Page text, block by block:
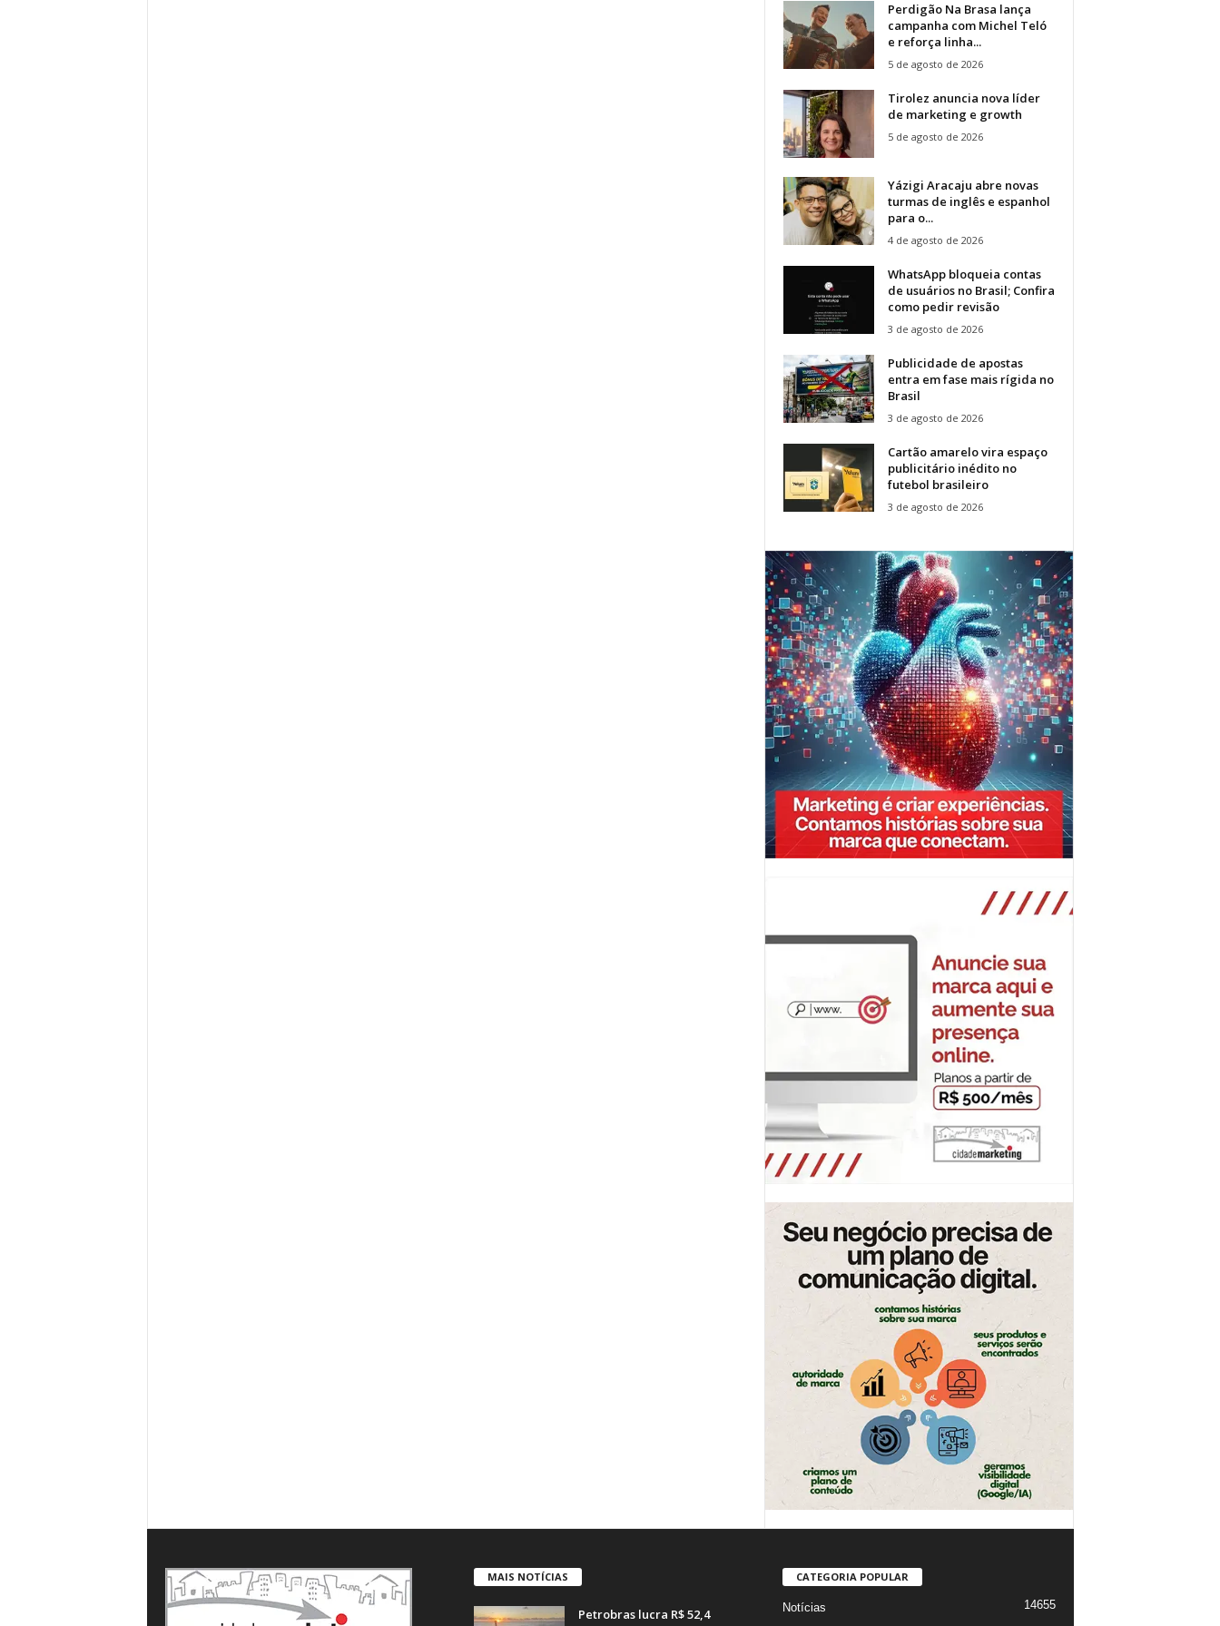
Perdigão Na Brasa lança
campanha com Michel Teló
e reforça linha...
5 de agosto de 2026
Tirolez anuncia nova líder
de marketing e growth
5 de agosto de 2026
Yázigi Aracaju abre novas
turmas de inglês e espanhol
para o...
4 de agosto de 2026
WhatsApp bloqueia contas
de usuários no Brasil; Confira
como pedir revisão
3 de agosto de 2026
Publicidade de apostas
entra em fase mais rígida no
Brasil
3 de agosto de 2026
Cartão amarelo vira espaço
publicitário inédito no
futebol brasileiro
3 de agosto de 2026
MAIS NOTÍCIAS
Petrobras lucra R$ 52,4
CATEGORIA POPULAR
Notícias
14655